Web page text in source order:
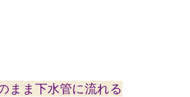
まま下水管に流れる